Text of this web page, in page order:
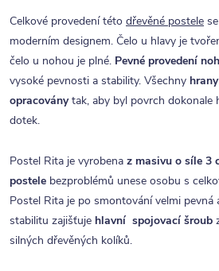
Celkové provedení této dřevěné postele
moderním designem. Čelo u hlavy je
čelo u nohou je plné. Pevné provedení
vysoké pevnosti a stability. Všechny hrany
opracoványtak, aby byl povrch dokonale
dotek.
Postel Rita je vyrobena z masivu o síle 3
postele bezproblémů unese osobu s
Postel Rita je po smontování velmi pevná
stabilitu zajišťuje hlavní spojovací šroub
silných dřevěných kolíků.